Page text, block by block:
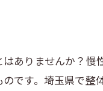
ありませんか？
です。埼玉県で